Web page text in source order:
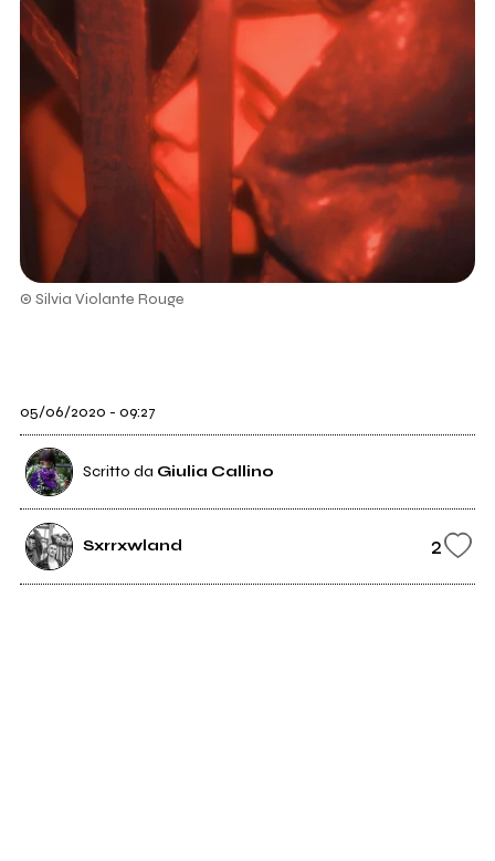
© Silvia Violante Rouge
05/06/2020 - 09:27
Scritto da Giulia Callino
Sxrrxwland 2